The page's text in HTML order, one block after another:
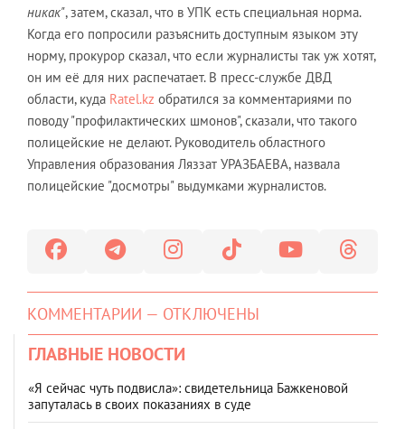
никак", затем, сказал, что в УПК есть специальная норма.
Когда его попросили разъяснить доступным языком эту
норму, прокурор сказал, что если журналисты так уж хотят,
он им её для них распечатает. В пресс-службе ДВД
области, куда Ratel.kz обратился за комментариями по
поводу "профилактических шмонов", сказали, что такого
полицейские не делают. Руководитель областного
Управления образования Ляззат УРАЗБАЕВА, назвала
полицейские "досмотры" выдумками журналистов.
КОММЕНТАРИИ — ОТКЛЮЧЕНЫ
ГЛАВНЫЕ НОВОСТИ
«Я сейчас чуть подвисла»: свидетельница Бажкеновой
запуталась в своих показаниях в суде